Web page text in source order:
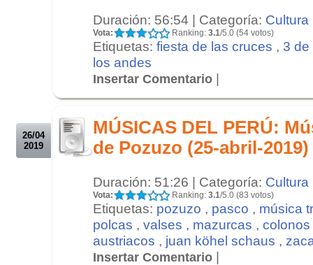
Duración: 56:54 | Categoría: Cultura
Vota: Ranking: 3.1/5.0 (54 votos)
Etiquetas: fiesta de las cruces , 3 de
los andes
Insertar Comentario |
26/04
2019
MÚSICAS DEL PERÚ:
de Pozuzo (25-abril-2019)
Duración: 51:26 | Categoría: Cultura
Vota: Ranking: 3.1/5.0 (83 votos)
Etiquetas: pozuzo , pasco , música
polcas , valses , mazurcas ,
austriacos , juan köhel schaus ,
Insertar Comentario |